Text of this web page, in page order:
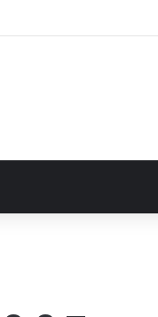
Piala AFF U-17 2026